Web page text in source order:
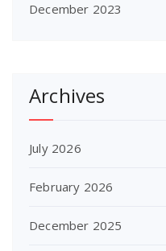
December 2023
Archives
July 2026
February 2026
December 2025